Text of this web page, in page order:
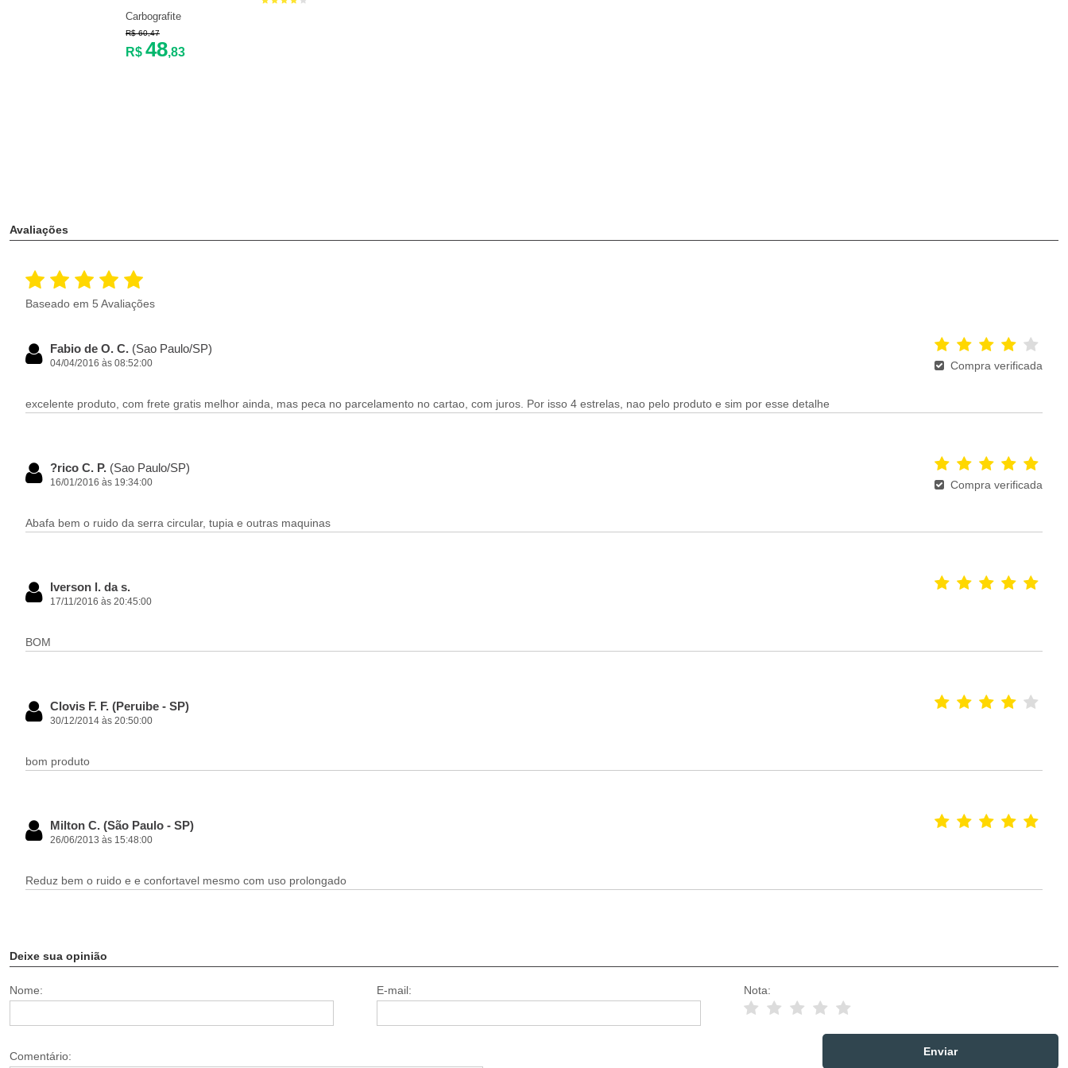
Carbografite
R$ 60,47
R$ 48,83
Avaliações
Baseado em 5 Avaliações
Fabio de O. C. (Sao Paulo/SP)
04/04/2016 às 08:52:00 Compra verificada
excelente produto, com frete gratis melhor ainda, mas peca no parcelamento no cartao, com juros. Por isso 4 estrelas, nao pelo produto e sim por esse detalhe
?rico C. P. (Sao Paulo/SP)
16/01/2016 às 19:34:00 Compra verificada
Abafa bem o ruido da serra circular, tupia e outras maquinas
Iverson l. da s.
17/11/2016 às 20:45:00
BOM
Clovis F. F. (Peruibe - SP)
30/12/2014 às 20:50:00
bom produto
Milton C. (São Paulo - SP)
26/06/2013 às 15:48:00
Reduz bem o ruido e e confortavel mesmo com uso prolongado
Deixe sua opinião
Nome: E-mail: Nota:
Comentário: